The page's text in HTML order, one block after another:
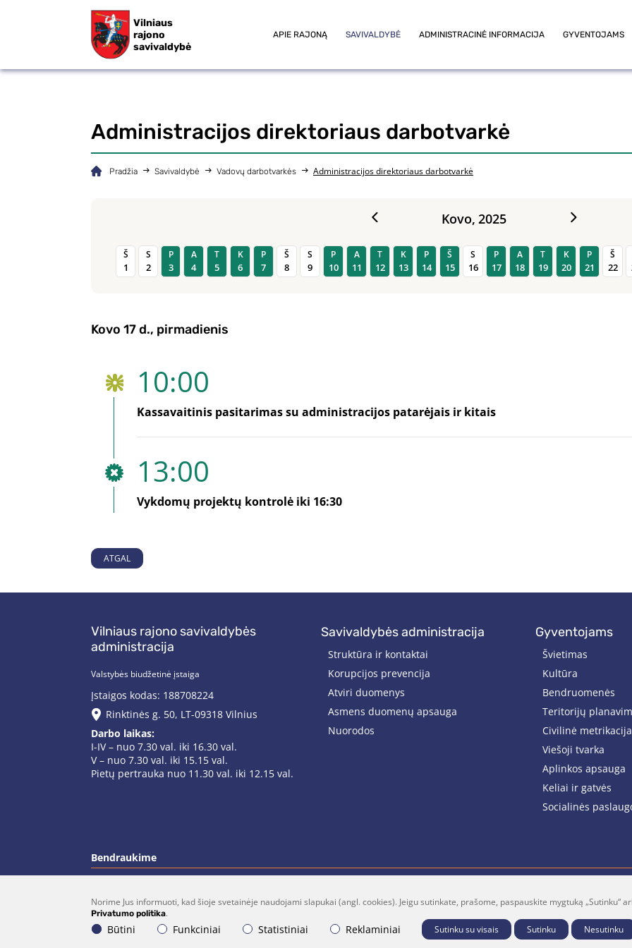
Vilniaus
rajono
savivaldybė
APIE RAJONĄ SAVIVALDYBĖ ADMINISTRACINĖ INFORMACIJA GYVENTOJAMS
Administracijos direktoriaus darbotvarkė
Pradžia Savivaldybė Vadovų darbotvarkės Administracijos direktoriaus darbotvarkė
Kovo, 2025
Š
1
S
2
P
3
A
4
T
5
K
6
P
7
Š
8
S
9
P
10
A
11
T
12
K
13
P
14
Š
15
S
16
P
17
A
18
T
19
K
20
P
21
Š
22
Kovo 17 d., pirmadienis
10:00
Kassavaitinis pasitarimas su administracijos patarėjais ir kitais
13:00
Vykdomų projektų kontrolė iki 16:30
ATGAL
Vilniaus rajono savivaldybės
administracija
Valstybės biudžetinė įstaiga
Įstaigos kodas: 188708224
Rinktinės g. 50, LT-09318 Vilnius
Darbo laikas:
I-IV – nuo 7.30 val. iki 16.30 val.
V – nuo 7.30 val. iki 15.15 val.
Pietų pertrauka nuo 11.30 val. iki 12.15 val.
savivaldybės administracija
Struktūra ir kontaktai
Korupcijos prevencija
Atviri duomenys
Asmens duomenų apsauga
Nuorodos
gyventojams
Švietimas
Kultūra
Bendruomenės
Teritorijų
Civilinė metrikacija
Viešoji tvarka
Aplinkos apsauga
Keliai ir gatvės
Socialinės
Bendraukime
(0 5)  275 1990 vrsa@vrsa.lt Facebook Youtube
Norime Jus informuoti, kad šioje svetainėje naudojami slapukai (angl. cookies). Jeigu sutinkate, prašome, paspauskite mygtuką „Sutinku“
Privatumo politika.
Būtini Funkciniai Statistiniai Reklaminiai Sutinku su visais Sutinku Nesutinku